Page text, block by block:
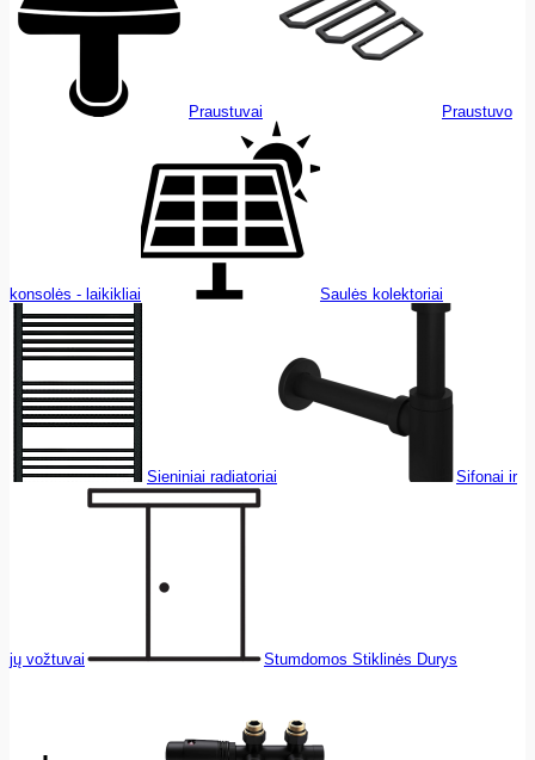
Praustuvai Praustuvo
konsolės - laikikliai Saulės kolektoriai
Sieniniai radiatoriai Sifonai ir
jų vožtuvai Stumdomos Stiklinės Durys